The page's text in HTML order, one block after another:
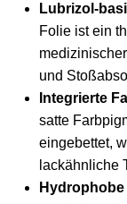
Lubrizol-
Folie ist ein
und
Integrierte
satte
eingebettet,
lackähnliche